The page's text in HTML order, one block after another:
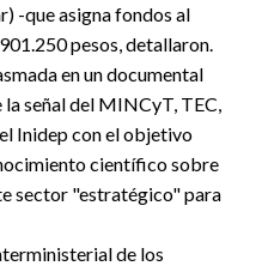
-que asigna fondos al
pesos, detallaron.
en un documental
señal del MINCyT, TEC,
Inidep con el objetivo
científico sobre
sector "estratégico" para
de los